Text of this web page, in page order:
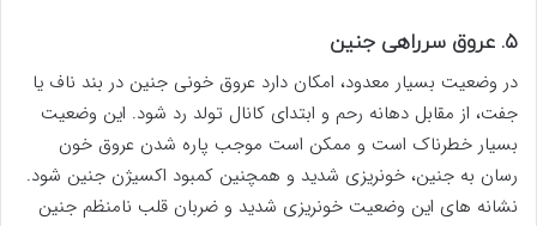
۵. عروق سرراهی جنین
در وضعیت بسیار معدود، امکان دارد عروق خونی جنین در بند ناف یا
جفت، از مقابل دهانه رحم و ابتدای کانال تولد رد شود. این وضعیت
بسیار خطرناک است و ممکن است موجب پاره شدن عروق خون
رسان به جنین، خونریزی شدید و همچنین کمبود اکسیژن جنین شود.
نشانه های این وضعیت خونریزی شدید و ضربان قلب نامنظم جنین